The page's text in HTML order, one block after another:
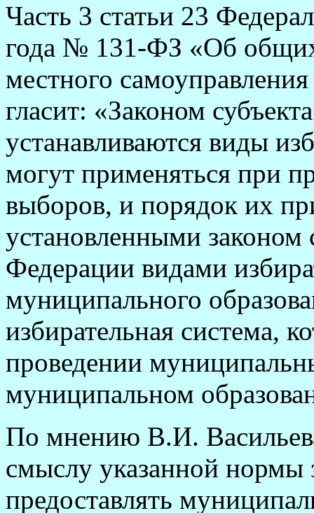
Часть 3 статьи 23
года № 131-ФЗ «Об
местного
гласит: «Законом
устанавливаются виды
могут применяться при
выборов, и порядок их
установленными законом
Федерации видами
муниципального
избирательная система,
проведении
муниципальном
По мнению В.И.
смыслу указанной нормы
предоставлять